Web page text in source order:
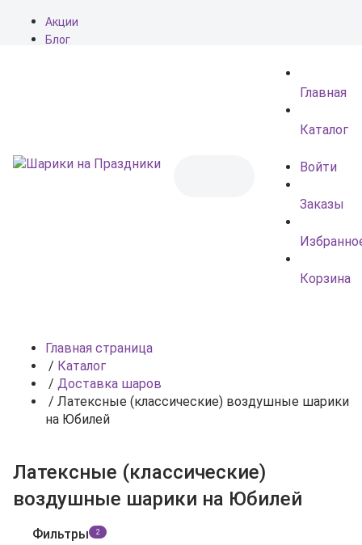
Акции
Блог
Главная
Каталог
Войти
Заказы
Корзина
Главная страница
/ Каталог
/ Доставка шаров
/ Латексные (классические) воздушные шарики
на Юбилей
Латексные (классические)
воздушные шарики на Юбилей
Фильтры 2